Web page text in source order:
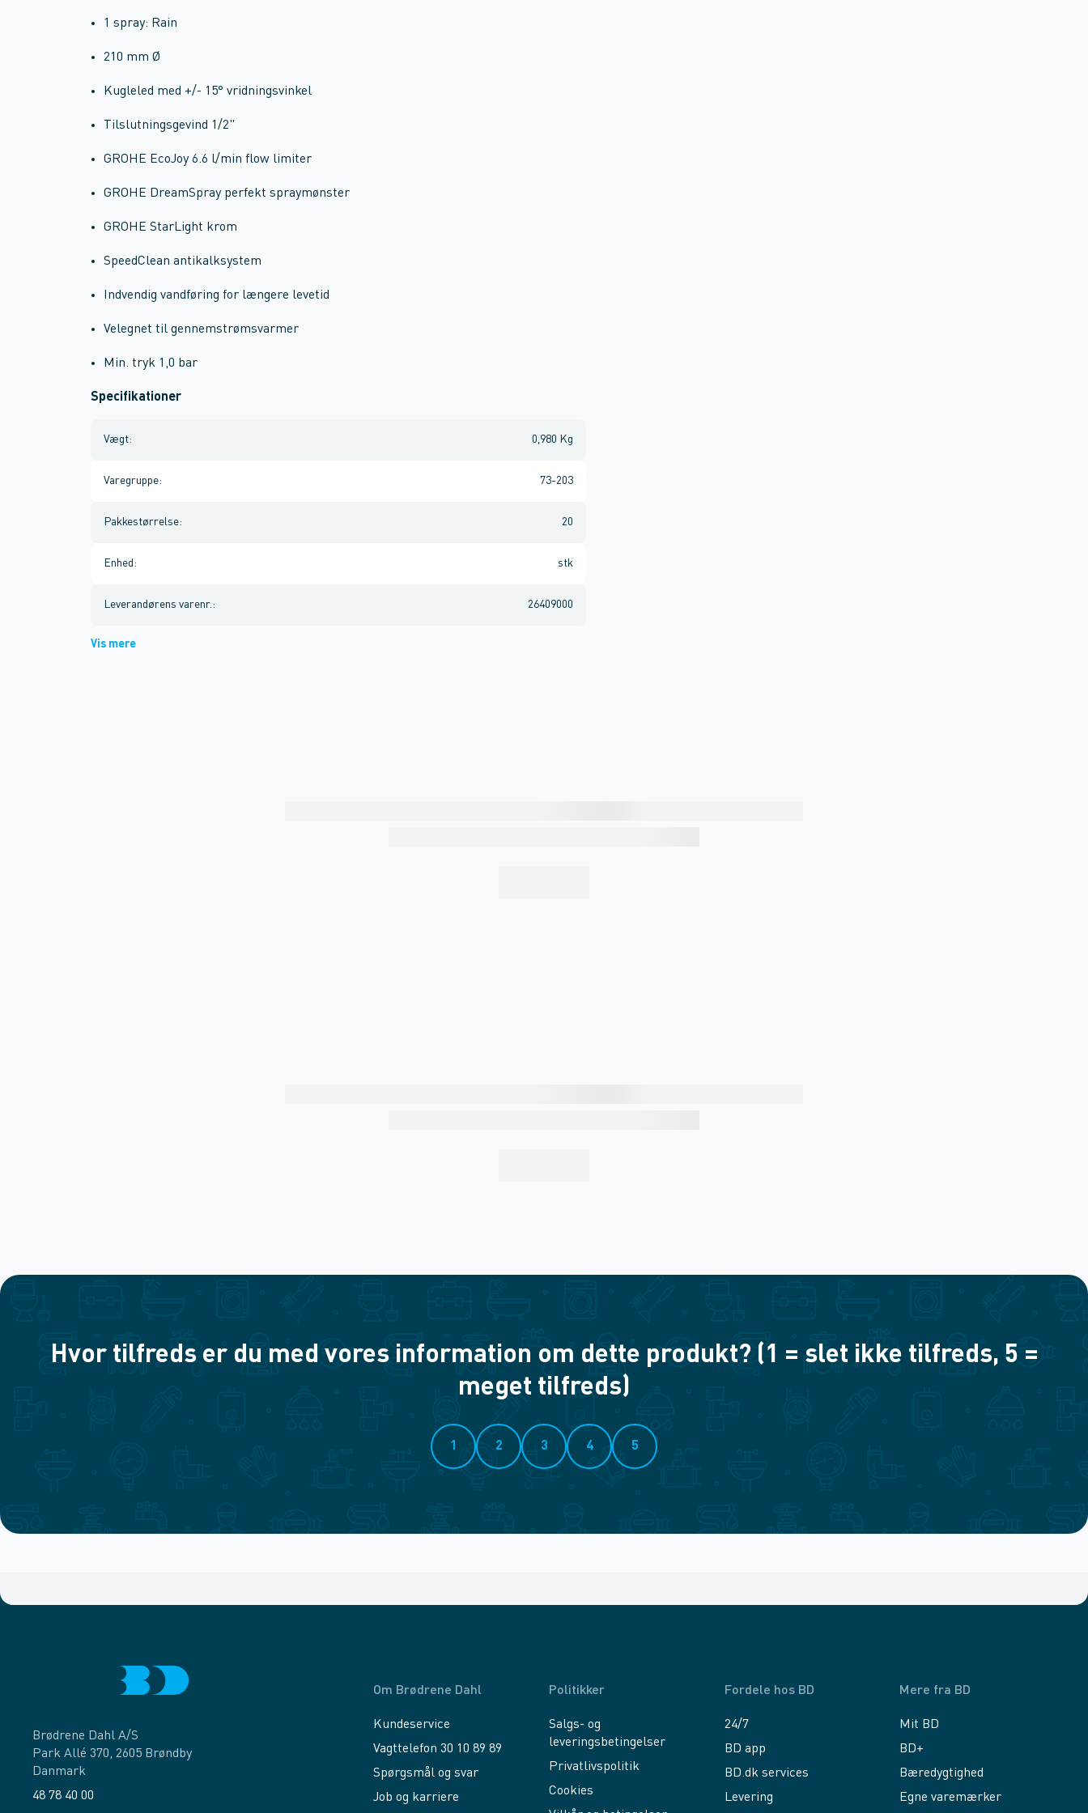
1 spray: Rain
210 mm Ø
Kugleled med +/- 15° vridningsvinkel
Tilslutningsgevind 1/2"
GROHE EcoJoy 6.6 l/min flow limiter
GROHE DreamSpray perfekt spraymønster
GROHE StarLight krom
SpeedClean antikalksystem
Indvendig vandføring for længere levetid
Velegnet til gennemstrømsvarmer
Min. tryk 1,0 bar
Specifikationer
Vægt: 0,980 Kg
Varegruppe: 73-203
Pakkestørrelse: 20
Enhed : stk
Leverandørens varenr. : 26409000
Vis mere
Hvor tilfreds er du med vores information om dette produkt? (1 = slet ikke tilfreds, 5 =
meget tilfreds)
1 2 3 4 5
Brødrene Dahl A/S
Park Allé 370, 2605 Brøndby
Danmark
48 78 40 00
Om Brødrene Dahl
Kundeservice
Vagttelefon 30 10 89 89
Spørgsmål og svar
Job og karriere
Politikker
Salgs- og
leveringsbetingelser
Privatlivspolitik
Cookies
Fordele hos BD
24/7
BD app
BD.dk services
Levering
Mere fra BD
Mit BD
BD+
Bæredygtighed
Egne varemærker